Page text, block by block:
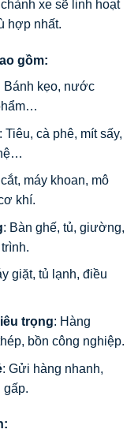
xe sẽ linh hoạt
hợp nhất.
gồm:
Bánh kẹo, nước
: Tiêu, cà phê, mít sấy,
máy khoan, mô
khí.
: Bàn ghế, tủ, giường,
giặt, tủ lạnh, điều
trọng: Hàng
bồn công nghiệp.
: Gửi hàng nhanh,
gấp.